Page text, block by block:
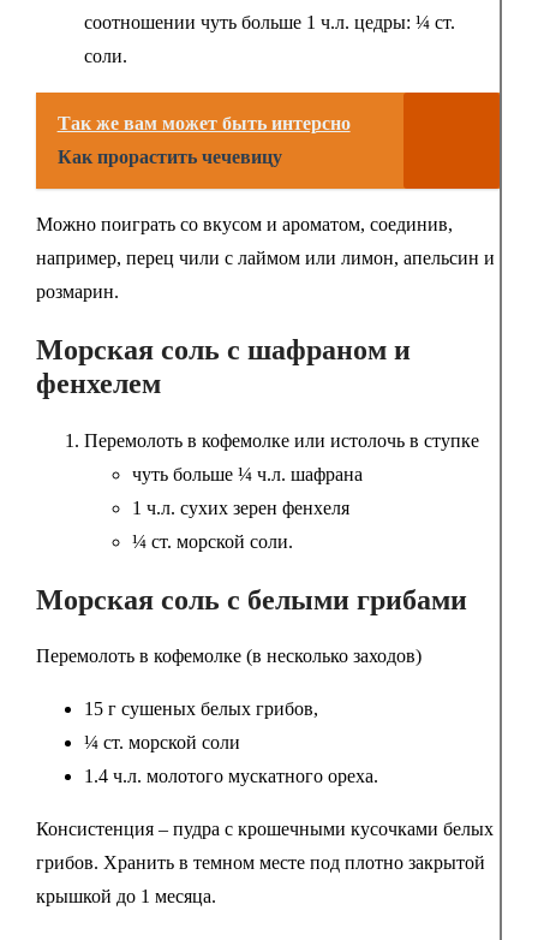
соотношении чуть больше 1 ч.л. цедры: ¼ ст.
соли.
Так же вам может быть интерсно
Как прорастить чечевицу
Можно поиграть со вкусом и ароматом, соединив,
например, перец чили с лаймом или лимон, апельсин и
розмарин.
Морская соль с шафраном и
фенхелем
Перемолоть в кофемолке или истолочь в ступке
чуть больше ¼ ч.л. шафрана
1 ч.л. сухих зерен фенхеля
¼ ст. морской соли.
Морская соль с белыми грибами
Перемолоть в кофемолке (в несколько заходов)
15 г сушеных белых грибов,
¼ ст. морской соли
1.4 ч.л. молотого мускатного ореха.
Консистенция – пудра с крошечными кусочками белых
грибов. Хранить в темном месте под плотно закрытой
крышкой до 1 месяца.